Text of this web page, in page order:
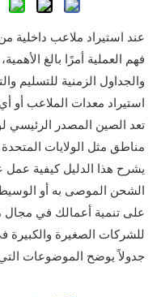
عند استيراد ملاعب داخلية
فهم العملية أمرًا بالغ
والجداول الزمنية للتسليم
استيراد معدات الملاعب
تعد الصين المصدر الرئيسي
مناطق مثل الولايات المتحدة
يشرح هذا الدليل كيفية عمل
الشحن الموصى به أو
على تنمية أعمالك في مجال
للشركات الصغيرة والكبيرة
جدولاً يوضح الموضوعات